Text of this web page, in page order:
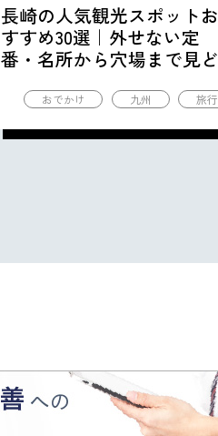
長崎の人気観光スポットお
すすめ30選｜外せない定
番・名所から穴場まで見ど
おでかけ 九州 旅行